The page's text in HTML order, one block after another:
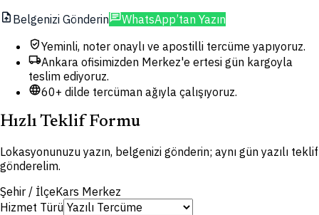
upload_file Belgenizi GönderinchatWhatsApp’tan Yazın
verified_userYeminli, noter onaylı ve apostilli tercüme yapıyoruz.
local_shippingAnkara ofisimizden Merkez'e ertesi gün kargoyla
teslim ediyoruz.
language60+ dilde tercüman ağıyla çalışıyoruz.
Hızlı Teklif Formu
Lokasyonunuzu yazın, belgenizi gönderin; aynı gün yazılı teklif
gönderelim.
Şehir / İlçeKars Merkez
Hizmet Türü